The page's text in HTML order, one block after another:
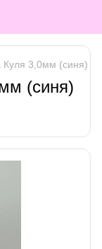
Куля 3,0мм (синя)
(синя)